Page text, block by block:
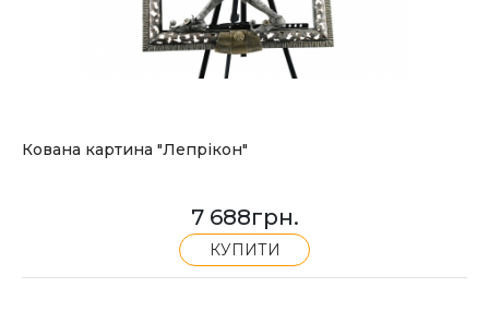
Кована картина "Лепрікон"
7 688грн.
КУПИТИ